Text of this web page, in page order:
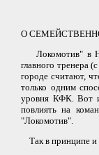
О
Локомотив" в
главного тренера
городе считают,
только одним
уровня КФК. Вот и
повлиять на
"Локомотив".
Так в принципе и